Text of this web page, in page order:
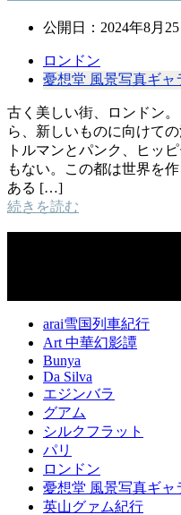
公開日： 2024年8月25
ロンドン
憂想堂 風景写真ギャ
古く美しい街、ロンドン
ら、新しいものに向けて
トルマンとパンク、ヒッ
もない。この都は世界を
ある […]
続きを読む
arai雪国列車紀行
Art 中華幻影譚
Bunya
Da Silva
エジンバラ
グアム
シルクフラット
パリ
ロンドン
憂想堂 風景写真ギャ
英山グァム紀行